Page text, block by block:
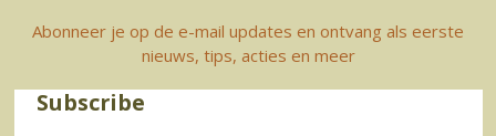
Abonneer je op de e-mail updates en ontvang als eerste
nieuws, tips, acties en meer
Subscribe